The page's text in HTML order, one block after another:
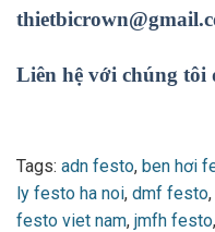
Liên hệ với chúng tôi
Tags: adn festo, ben hơi
ly festo ha noi, dmf festo,
festo viet nam, jmfh festo,